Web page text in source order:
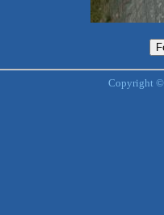
Copyright ©